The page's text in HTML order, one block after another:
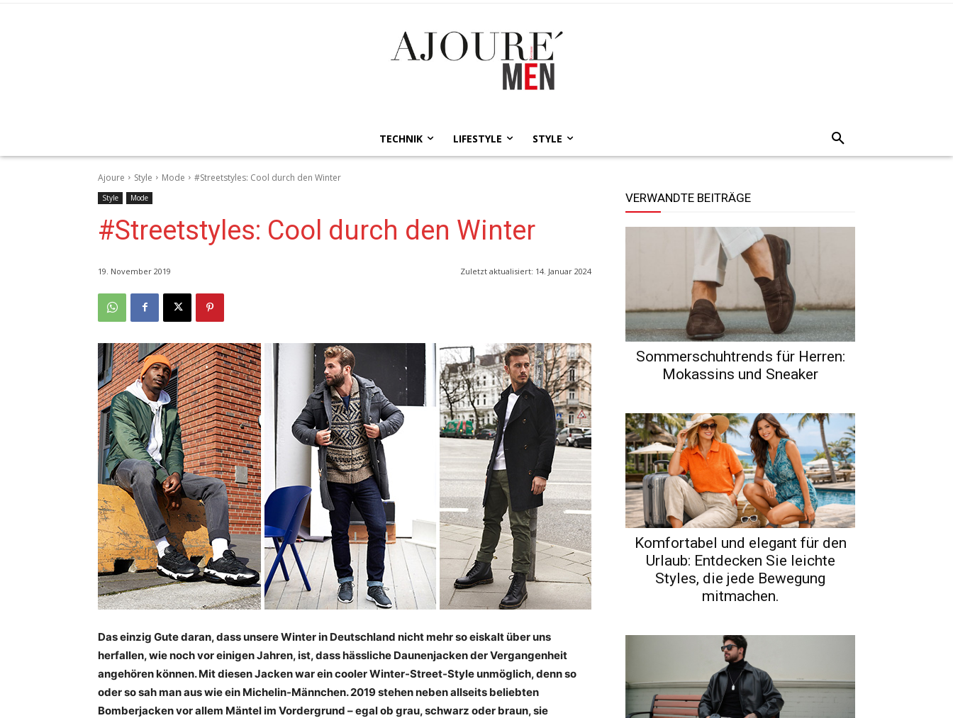
TECHNIK LIFESTYLE STYLE
Ajoure Style Mode #Streetstyles: Cool durch den Winter
Style Mode
#Streetstyles: Cool durch den Winter
19. November 2019 Zuletzt aktualisiert: 14. Januar 2024
Das einzig Gute daran, dass unsere Winter in Deutschland nicht mehr so eiskalt über uns
herfallen, wie noch vor einigen Jahren, ist, dass hässliche Daunenjacken der Vergangenheit
angehören können. Mit diesen Jacken war ein cooler Winter-Street-Style unmöglich, denn so
oder so sah man aus wie ein Michelin-Männchen. 2019 stehen neben allseits beliebten
Bomberjacken vor allem Mäntel im Vordergrund – egal ob grau, schwarz oder braun, sie
VERWANDTE BEITRÄGE
Sommerschuhtrends für Herren:
Mokassins und Sneaker
Komfortabel und elegant für den
Urlaub: Entdecken Sie leichte
Styles, die jede Bewegung
mitmachen.